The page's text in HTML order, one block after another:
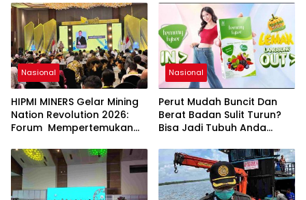
Bermakna”
Sumber Inspirasi bagi
Generasi Muda, Pelaku
Usaha, Pemerintah,
maupun Pemangku
Kepentingan lainnya untuk
bersama-sama
Memberikan Kontribusi
bagi Pembangunan
Nasional.
Nasional
HIPMI MINERS Gelar Mining
Nation Revolution 2026:
Forum Mempertemukan
Investor, Akademisi, dan
Pengusaha dalam
Mendukung Percepatan
Hilirisasi Nasional.
Nasional
Perut Mudah Buncit Dan
Berat Badan Sulit Turun?
Bisa Jadi Tubuh Anda